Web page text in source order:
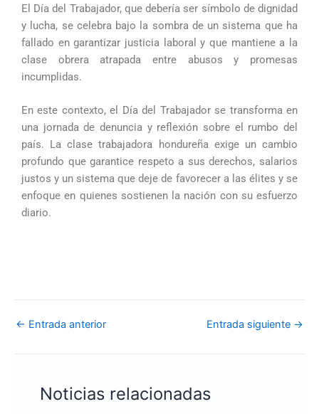
El Día del Trabajador, que debería ser símbolo de dignidad
y lucha, se celebra bajo la sombra de un sistema que ha
fallado en garantizar justicia laboral y que mantiene a la
clase obrera atrapada entre abusos y promesas
incumplidas.
En este contexto, el Día del Trabajador se transforma en
una jornada de denuncia y reflexión sobre el rumbo del
país. La clase trabajadora hondureña exige un cambio
profundo que garantice respeto a sus derechos, salarios
justos y un sistema que deje de favorecer a las élites y se
enfoque en quienes sostienen la nación con su esfuerzo
diario.
← Entrada anterior Entrada siguiente →
Noticias relacionadas